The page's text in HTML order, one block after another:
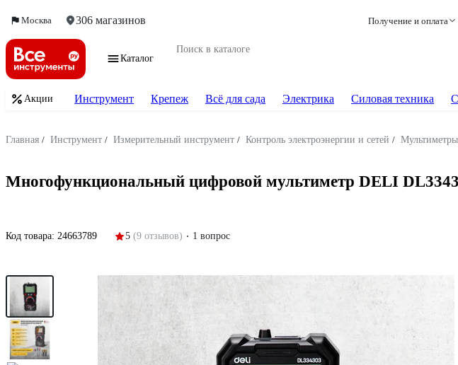
Москва 306 магазинов Получение и оплата
Каталог
Акции Инструмент Крепеж Всё для сада Электрика Силовая техника
Главная / Инструмент / Измерительный инструмент / Контроль электроэнергии и сетей / Мультиметры
Многофункциональный цифровой мультиметр DELI
Код товара: 24663789 5 (9 отзывов) 1 вопрос